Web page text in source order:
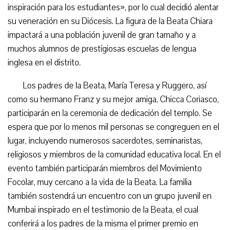
inspiración para los estudiantes», por lo cual decidió alentar
su veneración en su Diócesis. La figura de la Beata Chiara
impactará a una población juvenil de gran tamaño y a
muchos alumnos de prestigiosas escuelas de lengua
inglesa en el distrito.
Los padres de la Beata, María Teresa y Ruggero, así
como su hermano Franz y su mejor amiga, Chicca Coriasco,
participarán en la ceremonia de dedicación del templo. Se
espera que por lo menos mil personas se congreguen en el
lugar, incluyendo numerosos sacerdotes, seminaristas,
religiosos y miembros de la comunidad educativa local. En el
evento también participarán miembros del Movimiento
Focolar, muy cercano a la vida de la Beata. La familia
también sostendrá un encuentro con un grupo juvenil en
Mumbai inspirado en el testimonio de la Beata, el cual
conferirá a los padres de la misma el primer premio en